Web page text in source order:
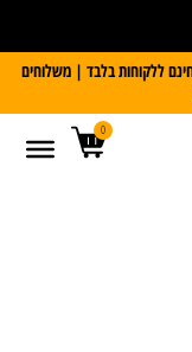
74, ראשל”צ | חנייה חינם ללקוחות בלבד | משלוחים
0